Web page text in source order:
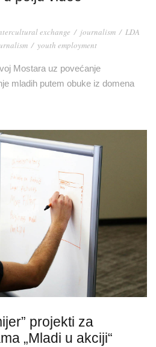
exchange / journalism / LDA
/ youth employment
Mostara uz povećanje
mladih putem obuke iz domena
projekti za
„Mladi u akciji“